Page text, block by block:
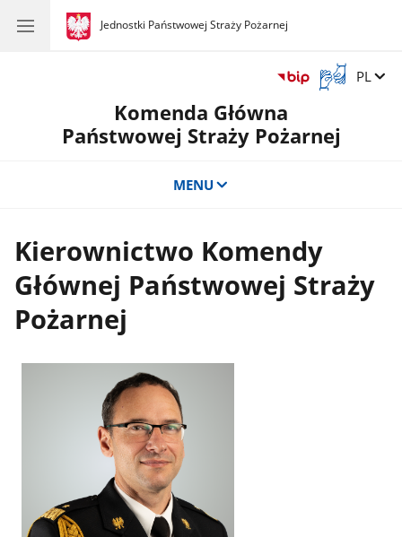
gov.pl
Jednostki Państwowej Straży Pożarnej
gov.pl
Jednostki
Otwórz
okno
tłumaczem
języka
Zmień
PL
Komenda Główna
Państwowej Straży Pożarnej
MENU
Kierownictwo Komendy
Głównej Państwowej Straży
Pożarnej